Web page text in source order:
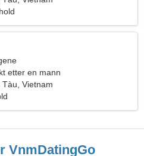
etter en mann
Tàu, Vietnam
VnmDatingGo